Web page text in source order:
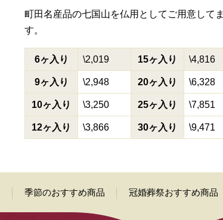
町田名産品の七国山を仏用としてご用意してま
す。
6ヶ入り \2,019 15ヶ入り \4,816
9ヶ入り \2,948 20ヶ入り \6,328
10ヶ入り \3,250 25ヶ入り \7,851
12ヶ入り \3,866 30ヶ入り \9,471
季節のおすすめ商品 冠婚葬祭おすすめ商品